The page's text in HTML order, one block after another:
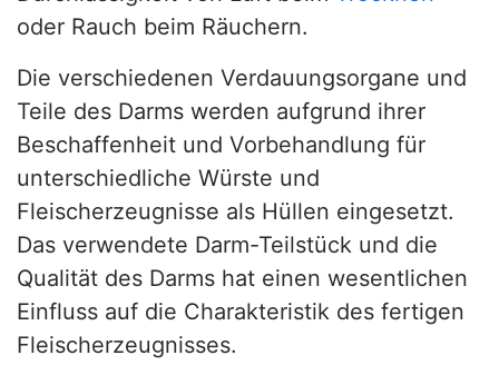
oder Rauch beim Räuchern.
Die verschiedenen Verdauungsorgane und
Teile des Darms werden aufgrund ihrer
Beschaffenheit und Vorbehandlung für
unterschiedliche Würste und
Fleischerzeugnisse als Hüllen eingesetzt.
Das verwendete Darm-Teilstück und die
Qualität des Darms hat einen wesentlichen
Einfluss auf die Charakteristik des fertigen
Fleischerzeugnisses.